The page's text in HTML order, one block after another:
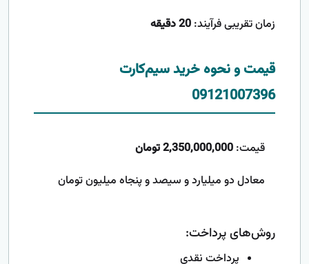
زمان تقریبی فرآیند: 20 دقیقه
قیمت و نحوه خرید سیم‌کارت
09121007396
قیمت: 2,350,000,000 تومان
معادل دو میلیارد و سیصد و پنجاه میلیون تومان
روش‌های پرداخت:
پرداخت نقدی